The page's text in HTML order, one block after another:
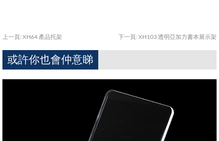
上一頁: XH64 產品托架 下一頁: XH103 透明亞加力書本展示架
或許你也會仲意睇